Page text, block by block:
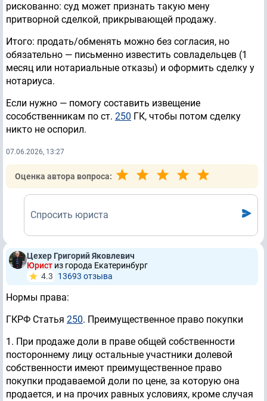
рискованно: суд может признать такую мену
притворной сделкой, прикрывающей продажу.
Итого: продать/обменять можно без согласия, но
обязательно — письменно известить совладельцев (1
месяц или нотариальные отказы) и оформить сделку у
нотариуса.
Если нужно — помогу составить извещение
сособственникам по ст. 250 ГК, чтобы потом сделку
никто не оспорил.
07.06.2026, 13:27
Оценка автора вопроса:
Спросить юриста
Цехер Григорий Яковлевич
Юрист из города Екатеринбург
4.3
13693 отзывa
Нормы права:
ГКРФ Статья 250. Преимущественное право покупки
1. При продаже доли в праве общей собственности
постороннему лицу остальные участники долевой
собственности имеют преимущественное право
покупки продаваемой доли по цене, за которую она
продается, и на прочих равных условиях, кроме случая